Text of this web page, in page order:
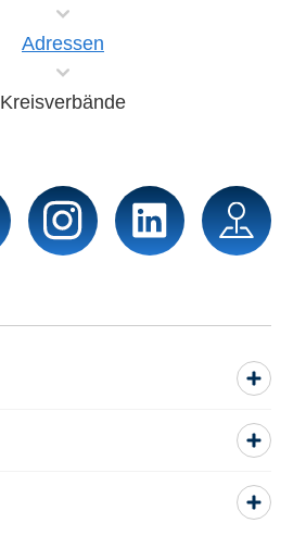
Adressen
Kreisverbände